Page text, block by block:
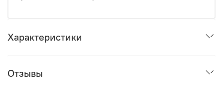
Характеристики
Отзывы